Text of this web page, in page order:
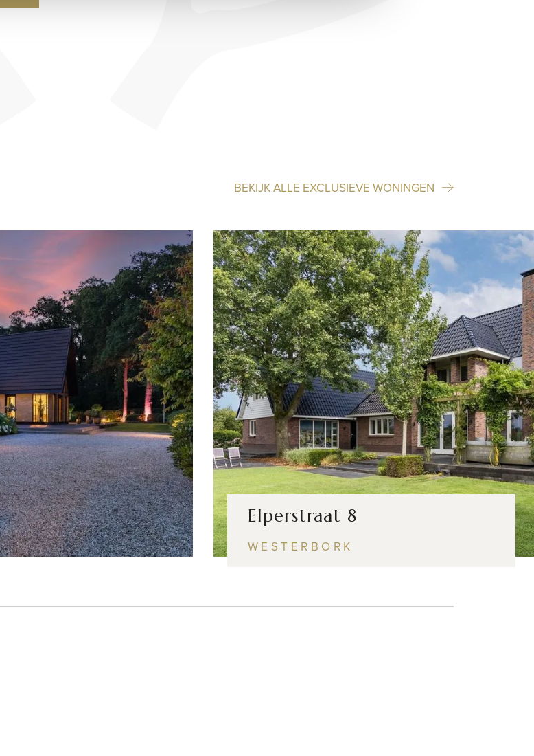
BEKIJK ALLE EXCLUSIEVE WONINGEN
Elperstraat 8
WESTERBORK